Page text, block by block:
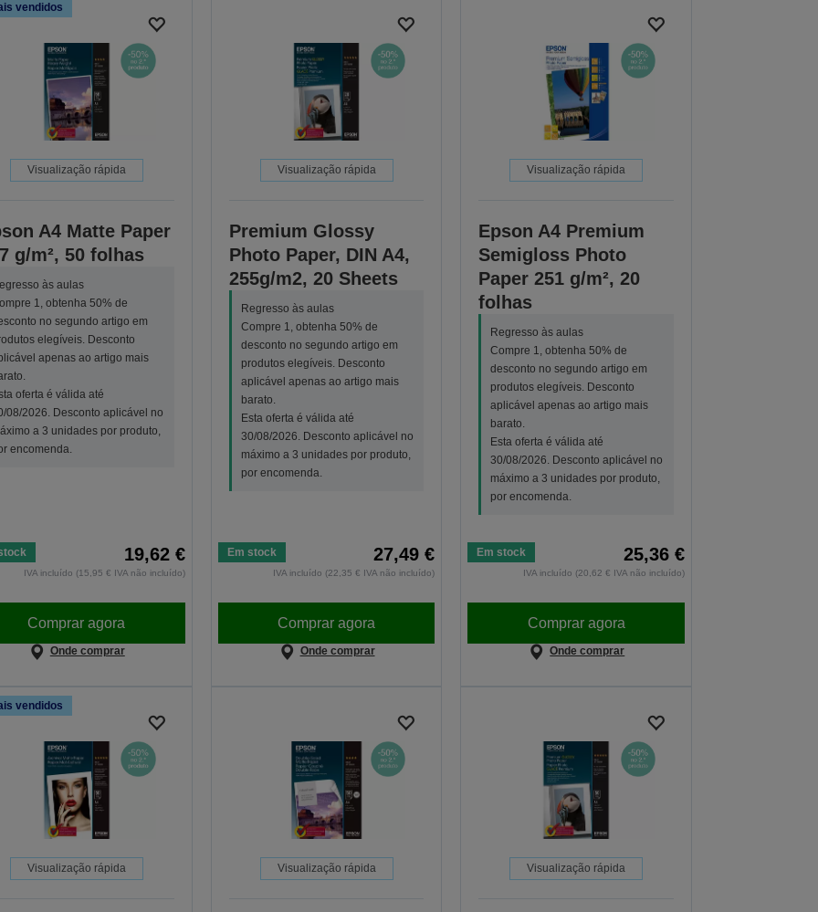
vendidos
Visualização rápida
A4 Matte Paper
g/m², 50 folhas
às aulas
1, obtenha 50% de
no segundo artigo em
elegíveis. Desconto
apenas ao artigo mais
oferta é válida até
08/2026. Desconto aplicável no
a 3 unidades por produto,
encomenda.
19,62 €
IVA incluído (15,95 € IVA não incluído)
Comprar agora
Onde comprar
Visualização rápida
Premium Glossy
Photo Paper, DIN A4,
255g/m2, 20 Sheets
Regresso às aulas
Compre 1, obtenha 50% de
desconto no segundo artigo em
produtos elegíveis. Desconto
aplicável apenas ao artigo mais
barato.
Esta oferta é válida até
30/08/2026. Desconto aplicável no
máximo a 3 unidades por produto,
por encomenda.
Em stock 27,49 €
IVA incluído (22,35 € IVA não incluído)
Comprar agora
Onde comprar
Visualização rápida
Epson A4 Premium
Semigloss Photo
Paper 251 g/m², 20
folhas
Regresso às aulas
Compre 1, obtenha 50% de
desconto no segundo artigo em
produtos elegíveis. Desconto
aplicável apenas ao artigo mais
barato.
Esta oferta é válida até
30/08/2026. Desconto aplicável no
máximo a 3 unidades por produto,
por encomenda.
Em stock 25,36 €
IVA incluído (20,62 € IVA não incluído)
Comprar agora
Onde comprar
vendidos
Visualização rápida Visualização rápida Visualização rápida